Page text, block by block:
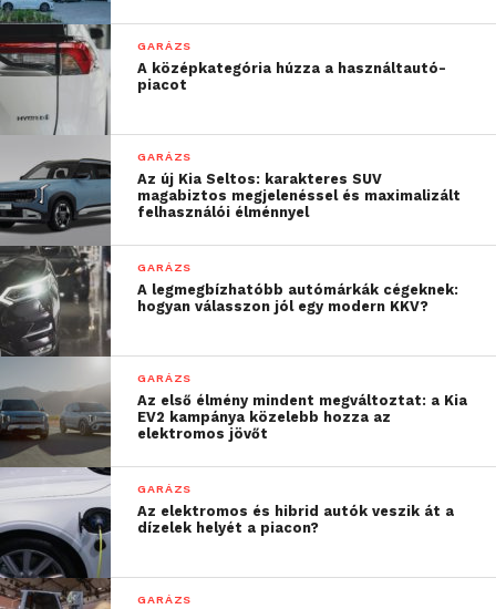
WorldSkillsen, tavaly
pedig az EuroSkillsen
szerzett kiválósági érmet.
Akkor még én
készítettem fel őt, ma
viszont már egyetemünk
járműmérnök-
hallgatójaként ő is
segítette az idei indulót a
megmérettetés előtt. Ez
volt az első alkalom, hogy
megosztottam valakivel a
feladatokat, és öröm
számomra, hogy ezt
korábbi tanítványommal
tehettem meg”
GARÁZS
A középkategória húzza a használtautó-
piacot
GARÁZS
Az új Kia Seltos: karakteres SUV
magabiztos megjelenéssel és maximalizált
felhasználói élménnyel
GARÁZS
A legmegbízhatóbb autómárkák cégeknek:
hogyan válasszon jól egy modern KKV?
GARÁZS
Az első élmény mindent megváltoztat: a Kia
EV2 kampánya közelebb hozza az
elektromos jövőt
GARÁZS
Az elektromos és hibrid autók veszik át a
dízelek helyét a piacon?
GARÁZS